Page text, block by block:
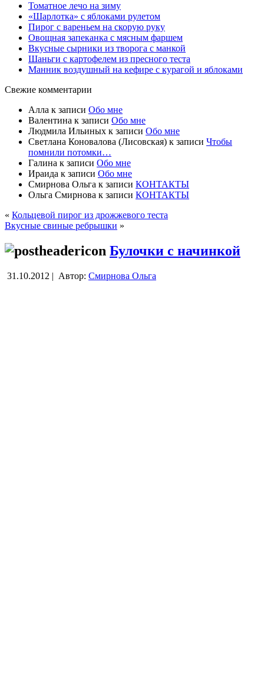
Томатное лечо на зиму
«Шарлотка» с яблоками рулетом
Пирог с вареньем на скорую руку
Овощная запеканка с мясным фаршем
Вкусные сырники из творога с манкой
Шаньги с картофелем из пресного теста
Манник воздушный на кефире с курагой и яблоками
Свежие комментарии
Алла к записи Обо мне
Валентина к записи Обо мне
Людмила Ильиных к записи Обо мне
Светлана Коновалова (Лисовская) к записи Чтобы
помнили потомки…
Галина к записи Обо мне
Ираида к записи Обо мне
Смирнова Ольга к записи КОНТАКТЫ
Ольга Смирнова к записи КОНТАКТЫ
« Кольцевой пирог из дрожжевого теста
Вкусные свиные ребрышки »
Булочки с начинкой
31.10.2012 | Автор: Смирнова Ольга